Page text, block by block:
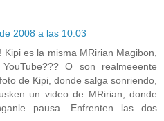
2008 a las 10:03
es la misma MRirian Magibon,
O son realmeeente
de Kipi, donde salga sonriendo,
un video de MRirian, donde
pausa. Enfrenten las dos